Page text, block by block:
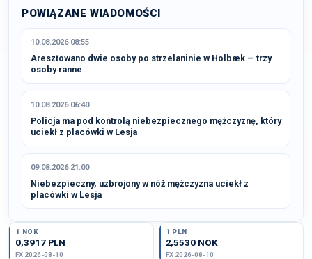
POWIĄZANE WIADOMOŚCI
10.08.2026 08:55
Aresztowano dwie osoby po strzelaninie w Holbæk — trzy
osoby ranne
10.08.2026 06:40
Policja ma pod kontrolą niebezpiecznego mężczyznę, który
uciekł z placówki w Lesja
09.08.2026 21:00
Niebezpieczny, uzbrojony w nóż mężczyzna uciekł z
placówki w Lesja
1 NOK
0,3917 PLN
FX 2026-08-10
1 PLN
2,5530 NOK
FX 2026-08-10